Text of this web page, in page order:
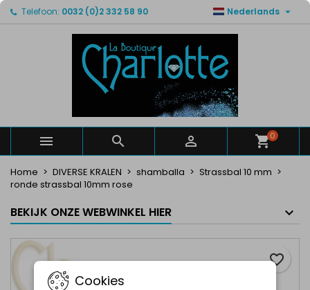
Telefoon: 0032 (0)2 332 58 90 Nederlands 
   0
Home DIVERSE KRALEN shamballa
Strassbal 10 mm
ronde strassbal 10mm rose
BEKIJK ONZE WEBWINKEL HIER
favorite_border
Mijn verlanglijsten ×
Maak een lijst
Maak een verlanglijst ×
Verlanglijst naam
Annuleren Maak een verlanglijst
Inloggen ×
U moet ingelogd zijn om producten in uw verlanglijst
Annuleren Inloggen
Cookies